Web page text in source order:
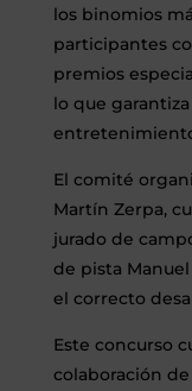
los binomios
participantes
premios
lo que
El comité
Martín Zerpa,
jurado de
de pista
el correcto
Este concurso
colaboración